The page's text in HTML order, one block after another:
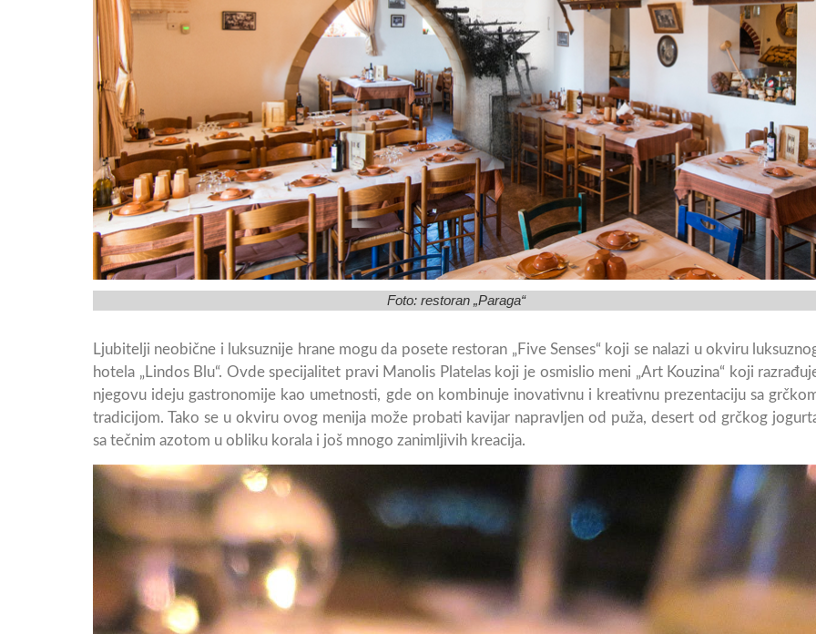
Foto: restoran „Paraga“
Ljubitelji neobične i luksuznije hrane mogu da posete restoran „Five Senses“ koji se nalazi u okviru
hotela „Lindos Blu“. Ovde specijalitet pravi Manolis Platelas koji je osmislio meni „Art Kouzina“ koji
njegovu ideju gastronomije kao umetnosti, gde on kombinuje inovativnu i kreativnu prezentaciju sa
tradicijom. Tako se u okviru ovog menija može probati kavijar napravljen od puža, desert od grčkog
sa tečnim azotom u obliku korala i još mnogo zanimljivih kreacija.